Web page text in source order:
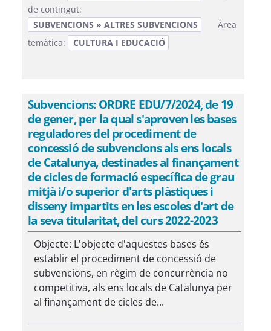
de contingut:
SUBVENCIONS » ALTRES SUBVENCIONS
Àrea
temàtica:
CULTURA I EDUCACIÓ
Subvencions: ORDRE EDU/7/2024, de 19
de gener, per la qual s'aproven les bases
reguladores del procediment de
concessió de subvencions als ens locals
de Catalunya, destinades al finançament
de cicles de formació específica de grau
mitjà i/o superior d'arts plàstiques i
disseny impartits en les escoles d'art de
la seva titularitat, del curs 2022-2023
Objecte: L'objecte d'aquestes bases és
establir el procediment de concessió de
subvencions, en règim de concurrència no
competitiva, als ens locals de Catalunya per
al finançament de cicles de...